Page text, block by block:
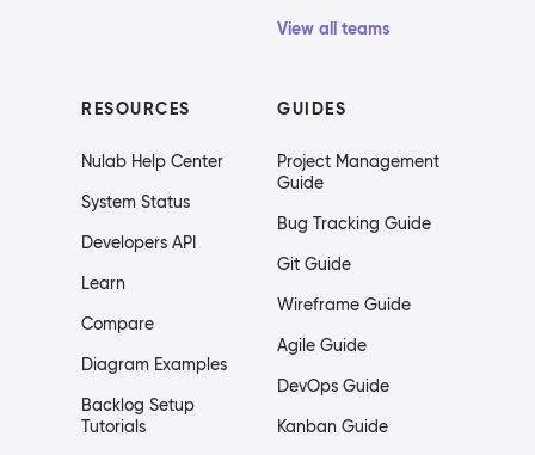
View all teams
RESOURCES
Nulab Help Center
System Status
Developers API
Learn
Compare
Diagram Examples
Backlog Setup
Tutorials
GUIDES
Project Management
Guide
Bug Tracking Guide
Git Guide
Wireframe Guide
Agile Guide
DevOps Guide
Kanban Guide